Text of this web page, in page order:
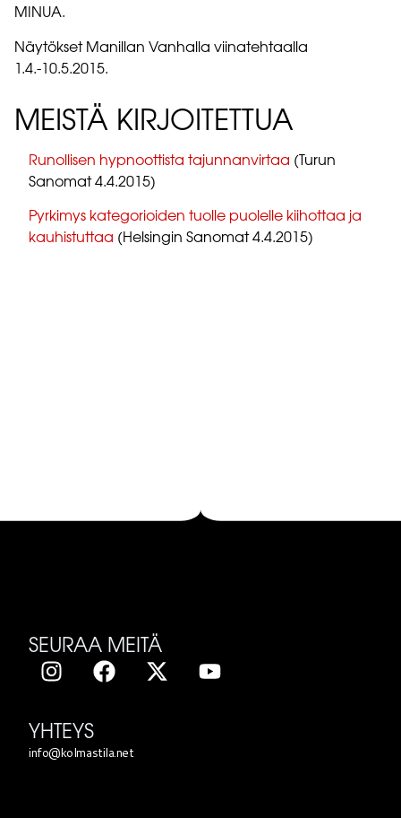
MINUA.
Näytökset Manillan Vanhalla viinatehtaalla
1.4.-10.5.2015.
MEISTÄ KIRJOITETTUA
Runollisen hypnoottista tajunnanvirtaa (Turun
Sanomat 4.4.2015)
Pyrkimys kategorioiden tuolle puolelle kiihottaa ja
kauhistuttaa (Helsingin Sanomat 4.4.2015)
SEURAA MEITÄ
YHTEYS
info@kolmastila.net